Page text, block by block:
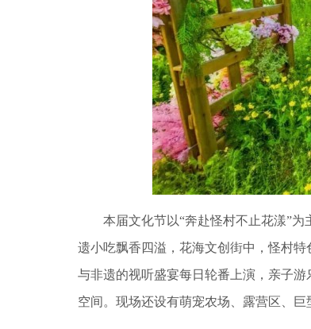
本届文化节以“奔赴怪村不止花漾”为
遗小吃飘香四溢，花海文创街中，怪村
与非遗的视听盛宴每日轮番上演，亲子
空间。现场还设有萌宠农场、露营区、